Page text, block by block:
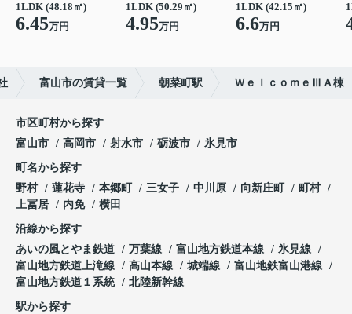
1LDK (48.18㎡)
6.45万円
1LDK (50.29㎡)
4.95万円
1LDK (42.15㎡)
6.6万円
富山市の賃貸一覧 朝菜町駅 ＷｅｌｃｏｍｅⅢＡ棟
市区町村から探す
富山市
高岡市 射水市 砺波市 氷見市
町名から探す
野村
蓮花寺 本郷町 三女子 中川原 向新庄町
町村
上冨居
内免 横田
沿線から探す
あいの風とやま鉄道
万葉線 富山地方鉄道本線
氷見線
富山地方鉄道上滝線
高山本線 城端線
富山地鉄富山港線
富山地方鉄道１系統
北陸新幹線
駅から探す